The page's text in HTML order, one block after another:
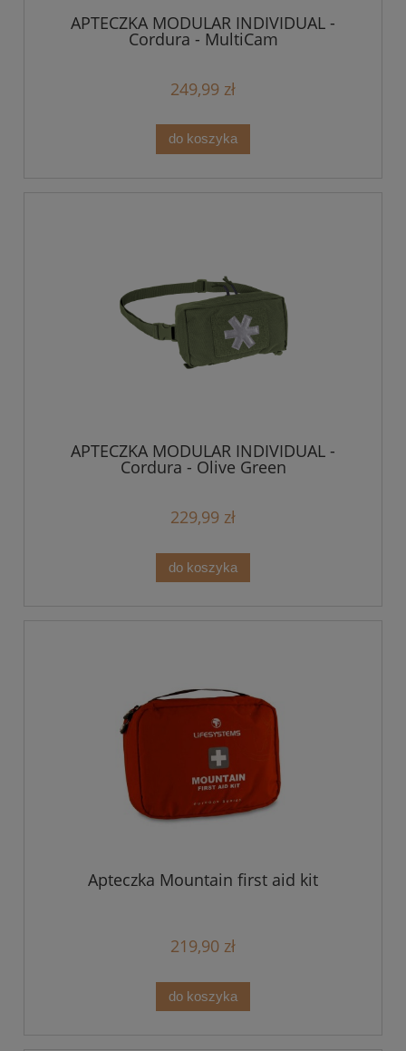
APTECZKA MODULAR INDIVIDUAL -
Cordura - MultiCam
249,99 zł
do koszyka
APTECZKA MODULAR INDIVIDUAL -
Cordura - Olive Green
229,99 zł
do koszyka
Apteczka Mountain first aid kit
219,90 zł
do koszyka